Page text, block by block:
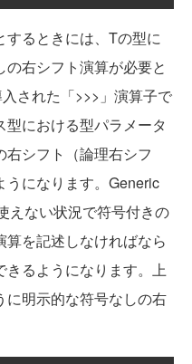
るときには、Tの型に
右シフト演算が必要と
された「>>>」演算子で
における型パラメータ
シフト（論理右シフ
うになります。Generic
えない状況で符号付きの
を記述しなければなら
るようになります。上
に明示的な符号なしの右